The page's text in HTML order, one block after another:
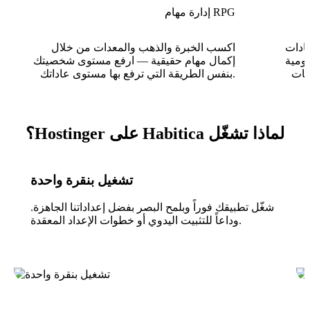
إدارة مهام RPG
اكسب الخبرة والذهب والمعدات من خلال
إكمال مهام حقيقية — ارفع مستوى شخصيتك
بنفس الطريقة التي ترفع بها مستوى عاداتك.
لماذا تشغّل Habitica على Hostinger؟
تشغيل بنقرة واحدة
شغّل تطبيقك فوراً وبلمح البصر بفضل إعداداتنا الجاهزة.
وداعاً للتثبيت اليدوي أو خطوات الإعداد المعقدة.